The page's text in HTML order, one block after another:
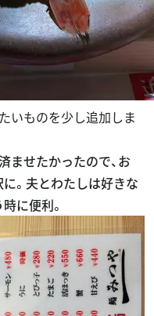
いものを少し追加しま
ませたかったので、お
。夫とわたしは好きな
に便利。